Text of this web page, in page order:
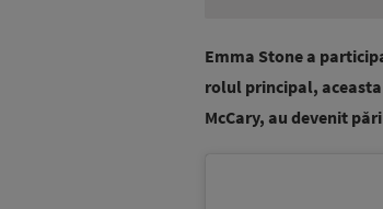
Emma Stone a
rolul principal, aceasta
McCary, au devenit